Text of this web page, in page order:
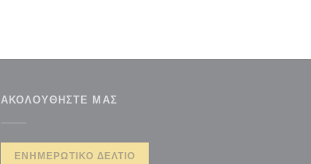
ΑΚΟΛΟΥΘΉΣΤΕ ΜΑΣ
ΕΝΗΜΕΡΩΤΙΚΌ ΔΕΛΤΊΟ